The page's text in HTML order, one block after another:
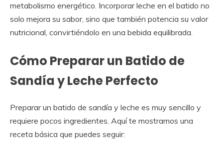
metabolismo energético. Incorporar leche en el batido no
solo mejora su sabor, sino que también potencia su valor
nutricional, convirtiéndolo en una bebida equilibrada.
Cómo Preparar un Batido de
Sandía y Leche Perfecto
Preparar un batido de sandía y leche es muy sencillo y
requiere pocos ingredientes. Aquí te mostramos una
receta básica que puedes seguir: